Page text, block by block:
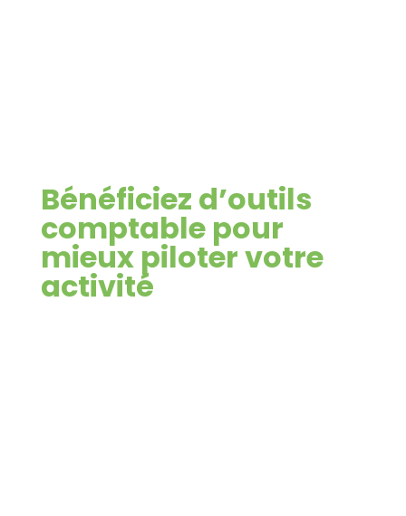
Bénéficiez d’outils
comptable pour
mieux piloter votre
activité